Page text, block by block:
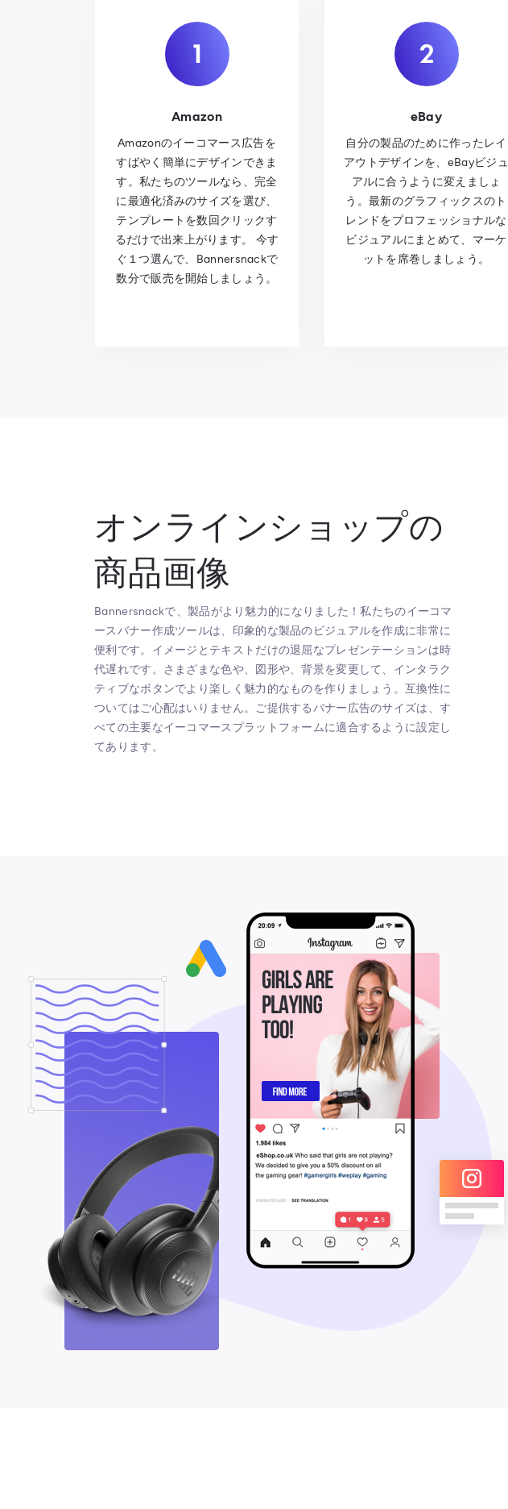
Amazon
Amazonのイーコマース広告を
すばやく簡単にデザインできま
す。私たちのツールなら、完全
に最適化済みのサイズを選び、
テンプレートを数回クリックす
るだけで出来上がります。 今す
ぐ１つ選んで、Bannersnackで
数分で販売を開始しましょう。
eBay
自分の製品のために作ったレイ
アウトデザインを、eBayビジュ
アルに合うように変えましょ
う。最新のグラフィックスのト
レンドをプロフェッショナルな
ビジュアルにまとめて、マーケ
ットを席巻しましょう。
オンラインショップの
商品画像
Bannersnackで、製品がより魅力的になりました！私たちのイーコマ
ースバナー作成ツールは、印象的な製品のビジュアルを作成に非常に
便利です。イメージとテキストだけの退屈なプレゼンテーションは時
代遅れです。さまざまな色や、図形や、背景を変更して、インタラク
ティブなボタンでより楽しく魅力的なものを作りましょう。互換性に
ついてはご心配はいりません。ご提供するバナー広告のサイズは、す
べての主要なイーコマースプラットフォームに適合するように設定し
てあります。